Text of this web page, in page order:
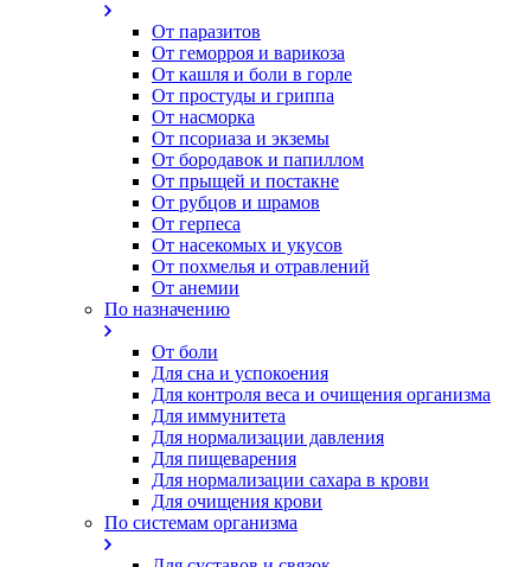
От паразитов
Oт геморроя и варикоза
От кашля и боли в горле
От простуды и гриппа
От насморка
Oт псориаза и экземы
От бородавок и папиллом
От прыщей и постакне
От рубцов и шрамов
От герпеса
От насекомых и укусов
От похмелья и отравлений
От анемии
По назначению
От боли
Для сна и успокоения
Для контроля веса и очищения организма
Для иммунитета
Для нормализации давления
Для пищеварения
Для нормализации сахара в крови
Для очищения крови
По системам организма